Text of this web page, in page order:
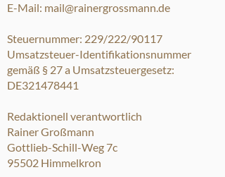
E-Mail: mail@rainergrossmann.de
Steuernummer: 229/222/90117
Umsatzsteuer-Identifikationsnummer
gemäß § 27 a Umsatzsteuergesetz:
DE321478441
Redaktionell verantwortlich
Rainer Großmann
Gottlieb-Schill-Weg 7c
95502 Himmelkron